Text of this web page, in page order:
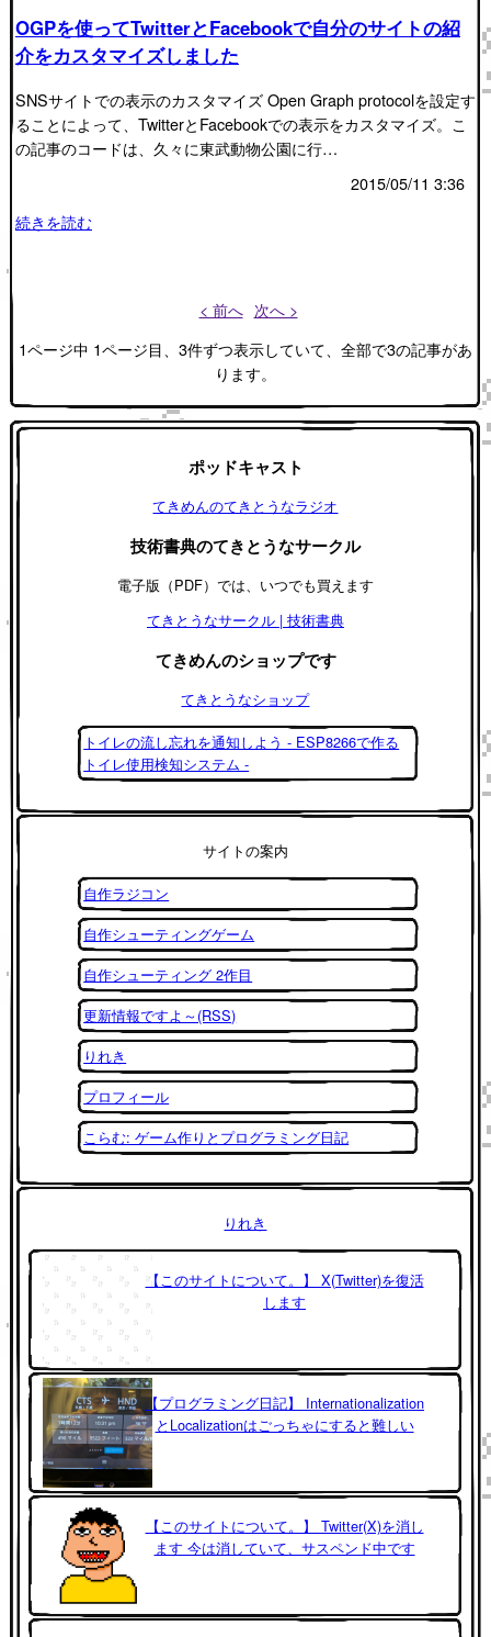
OGPを使ってTwitterとFacebookで自分のサイトの紹
介をカスタマイズしました
SNSサイトでの表示のカスタマイズ Open Graph protocolを設定す
ることによって、TwitterとFacebookでの表示をカスタマイズ。こ
の記事のコードは、久々に東武動物公園に行…
2015/05/11 3:36
続きを読む
< 前へ 次へ >
1ページ中 1ページ目、3件ずつ表示していて、全部で3の記事があ
ります。
ポッドキャスト
てきめんのてきとうなラジオ
技術書典のてきとうなサークル
電子版（PDF）では、いつでも買えます
てきとうなサークル | 技術書典
てきめんのショップです
てきとうなショップ
トイレの流し忘れを通知しよう - ESP8266で作る
トイレ使用検知システム -
サイトの案内
自作ラジコン
自作シューティングゲーム
自作シューティング 2作目
更新情報ですよ～(RSS)
りれき
プロフィール
こらむ: ゲーム作りとプログラミング日記
りれき
【このサイトについて。】 X(Twitter)を復活
します
【プログラミング日記】 Internationalization
とLocalizationはごっちゃにすると難しい
【このサイトについて。】 Twitter(X)を消し
ます 今は消していて、サスペンド中です